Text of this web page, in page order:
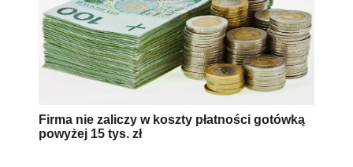
Firma nie zaliczy w koszty płatności gotówką
powyżej 15 tys. zł